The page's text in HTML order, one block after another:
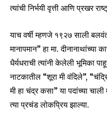
त्यांची निर्भयी वृत्ती आणि प्रखर
याच वर्षी म्हणजे १९२७ साली
मानापमान” हा मा. दीनानाथांच्या
धैर्यधराची त्यांनी केलेली भूमिका
नाटकातील “शूरा मी वंदिले”,
मी हा चंद्र कसा” या पदांच्या
त्या प्रचंड लोकप्रिय झाल्या.